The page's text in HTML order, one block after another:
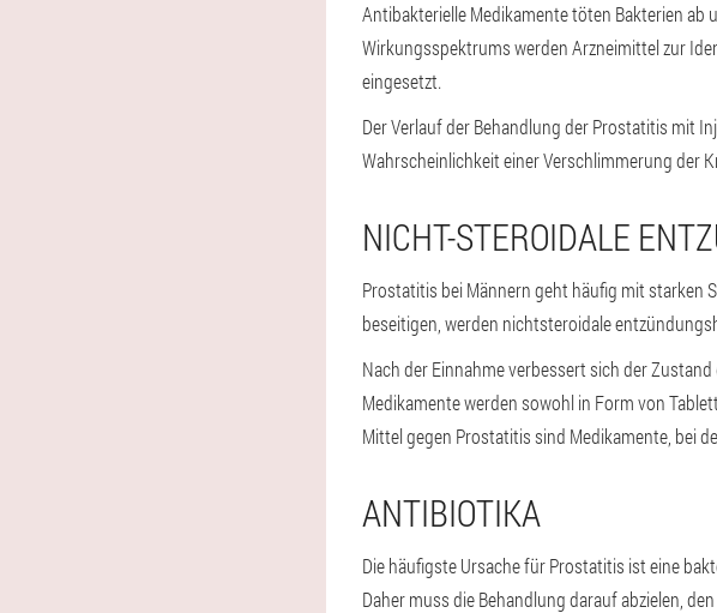
Antibakterielle Medikamente töten Bakterien
Wirkungsspektrums werden Arzneimittel zur
eingesetzt.
Der Verlauf der Behandlung der Prostatitis mit
Wahrscheinlichkeit einer Verschlimmerung der
NICHT-STEROIDALE
Prostatitis bei Männern geht häufig mit starken
beseitigen, werden nichtsteroidale
Nach der Einnahme verbessert sich der
Medikamente werden sowohl in Form von
Mittel gegen Prostatitis sind Medikamente, bei
ANTIBIOTIKA
Die häufigste Ursache für Prostatitis ist eine
Daher muss die Behandlung darauf abzielen,